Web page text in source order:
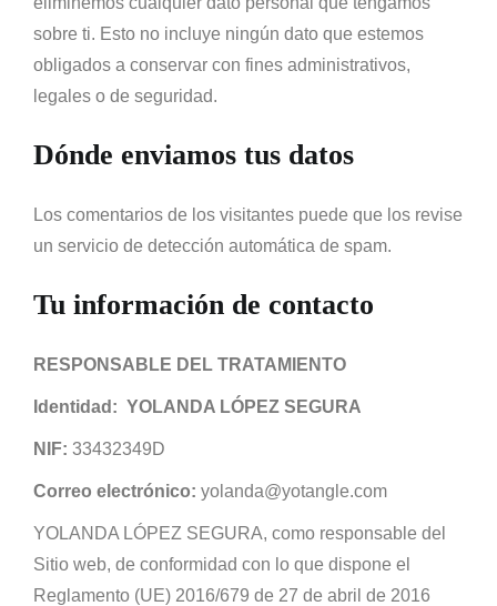
sobre ti. Esto no incluye ningún dato que estemos
obligados a conservar con fines administrativos,
legales o de seguridad.
Dónde enviamos tus datos
Los comentarios de los visitantes puede que los revise
un servicio de detección automática de spam.
Tu información de contacto
RESPONSABLE DEL TRATAMIENTO
Identidad: YOLANDA LÓPEZ SEGURA
NIF: 33432349D
Correo electrónico: yolanda@yotangle.com
YOLANDA LÓPEZ SEGURA, como responsable del
Sitio web, de conformidad con lo que dispone el
Reglamento (UE) 2016/679 de 27 de abril de 2016